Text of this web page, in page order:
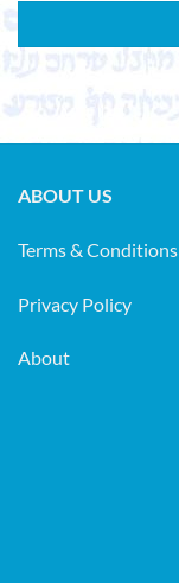
ABOUT US
Terms & Conditions
Privacy Policy
About